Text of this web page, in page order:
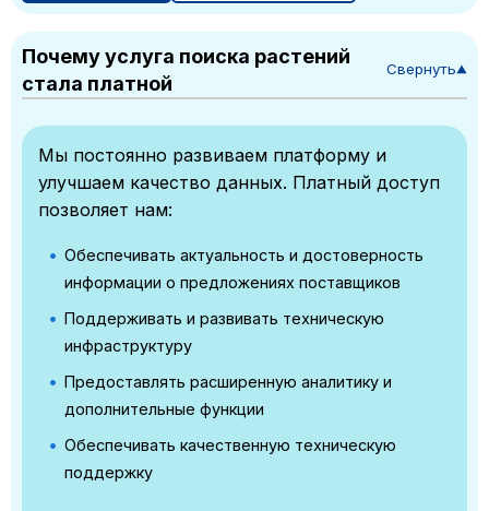
Почему услуга поиска растений
стала платной
Свернуть▼
Мы постоянно развиваем платформу и
улучшаем качество данных. Платный доступ
позволяет нам:
Обеспечивать актуальность и достоверность
информации о предложениях поставщиков
Поддерживать и развивать техническую
инфраструктуру
Предоставлять расширенную аналитику и
дополнительные функции
Обеспечивать качественную техническую
поддержку